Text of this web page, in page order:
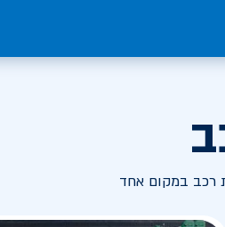
רכב במקום אחד